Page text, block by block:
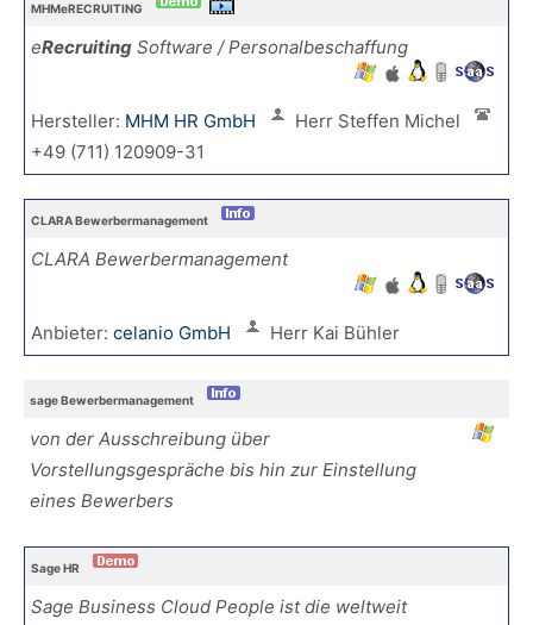
MHMeRECRUITING
eRecruiting Software / Personalbeschaffung
Hersteller: MHM HR GmbH
Herr Steffen Michel
+49 (711) 120909-31
CLARA Bewerbermanagement
CLARA Bewerbermanagement
Anbieter: celanio GmbH Herr Kai Bühler
sage Bewerbermanagement
von der Ausschreibung über
Vorstellungsgespräche bis hin zur Einstellung
eines Bewerbers
Sage HR
Sage Business Cloud People ist die weltweit